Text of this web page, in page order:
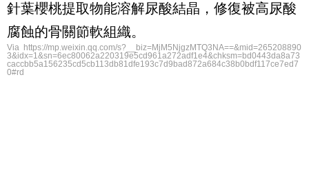
針葉櫻桃提取物能溶解尿酸結晶，修復被高尿酸
腐蝕的骨關節軟組織。
Via https://mp.weixin.qq.com/s?__biz=MjM5NjgzMTQ3NA==&mid=265208890
3&idx=1&sn=6ec80062a220319e5cd961a272adf1e4&chksm=bd0443da8a73
caccbb5a156235cd5cb113db81dfe193c7d9bad872a684c38b0bdf117ce7ed7
0#rd